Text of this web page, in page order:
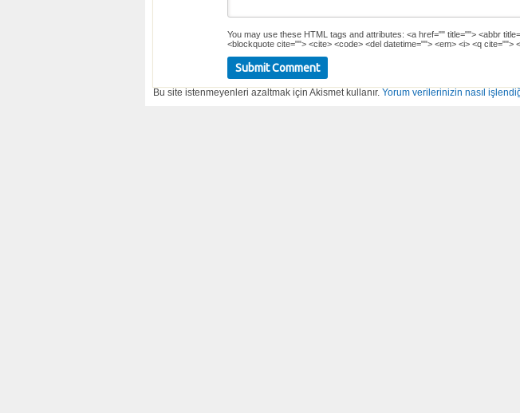
You may use these HTML tags and attributes: <a href="" title=""> <abbr
<blockquote cite=""> <cite> <code> <del datetime=""> <em> <i> <q cite="">
Bu site istenmeyenleri azaltmak için Akismet kullanır. Yorum verilerinizin nasıl